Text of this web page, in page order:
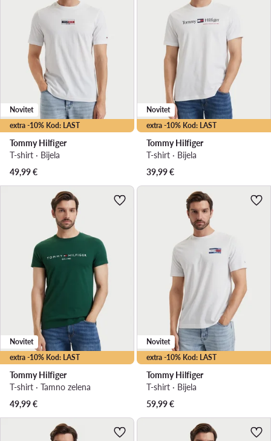
extra -10% Kod: LAST
Novitet
Tommy Hilfiger
T-shirt · Bijela
49,99€
extra -10% Kod: LAST
Novitet
Tommy Hilfiger
T-shirt · Bijela
39,99€
extra -10% Kod: LAST
Novitet
Tommy Hilfiger
T-shirt · Tamno zelena
49,99€
extra -10% Kod: LAST
Novitet
Tommy Hilfiger
T-shirt · Bijela
59,99€